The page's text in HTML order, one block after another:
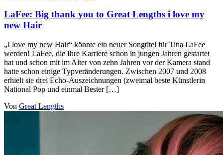
LaFee: Big thank you to Great Lengths i love my
new Hair
„I love my new Hair“ könnte ein neuer Songtitel für Tina LaFee
werden! LaFee, die Ihre Karriere schon in jungen Jahren gestartet
hat und schon mit im Alter von zehn Jahren vor der Kamera stand
hatte schon einige Typveränderungen. Zwischen 2007 und 2008
erhielt sie drei Echo-Auszeichnungen (zweimal beste Künstlerin
National Pop und einmal Bester […]
Von Great Lengths